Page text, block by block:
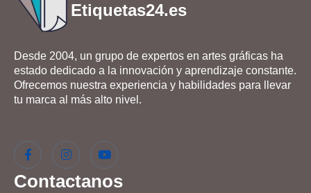
Etiquetas24.es
Desde 2004, un grupo de expertos en artes gráficas ha
estado dedicado a la innovación y aprendizaje constante.
Ofrecemos nuestra experiencia y habilidades para llevar
tu marca al más alto nivel.
Contactanos